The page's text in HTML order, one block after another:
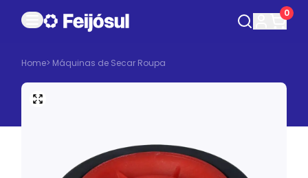
0
Home> Máquinas de Secar Roupa